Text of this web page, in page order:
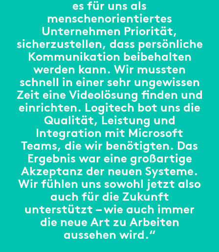
es für uns als
menschenorientiertes
Unternehmen Priorität,
sicherzustellen, dass persönliche
Kommunikation beibehalten
werden kann. Wir mussten
schnell in einer sehr ungewissen
Zeit eine Videolösung finden und
einrichten. Logitech bot uns die
Qualität, Leistung und
Integration mit Microsoft
Teams, die wir benötigten. Das
Ergebnis war eine großartige
Akzeptanz der neuen Systeme.
Wir fühlen uns sowohl jetzt also
auch für die Zukunft
unterstützt – wie auch immer
die neue Art zu Arbeiten
aussehen wird.“